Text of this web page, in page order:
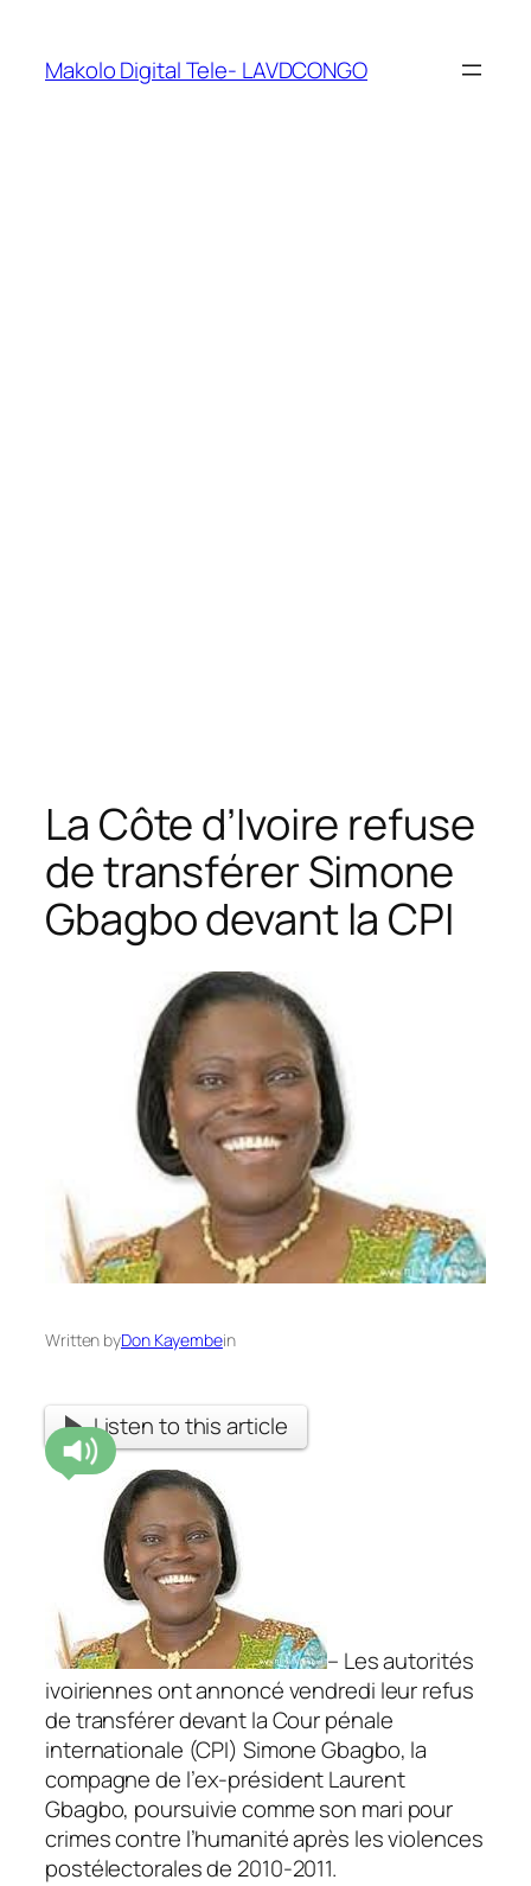
Makolo Digital Tele- LAVDCONGO
La Côte d’Ivoire refuse
de transférer Simone
Gbagbo devant la CPI
Written byDon Kayembein
Listen to this article
– Les autorités
ivoiriennes ont annoncé vendredi leur refus
de transférer devant la Cour pénale
internationale (CPI) Simone Gbagbo, la
compagne de l’ex-président Laurent
Gbagbo, poursuivie comme son mari pour
crimes contre l’humanité après les violences
postélectorales de 2010-2011.